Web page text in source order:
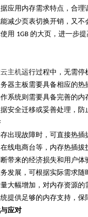
应用内存需求特点，合理
减少页表切换开销，又
用 1GB 的大页，进一步提
云主机运行过程中，无需停
器主板需要具备相应的
系统则需要具备完善的
安全迁移或妥善处理，防
出现故障时，可直接热
线电商台等，内存热插
带来的经济损失和用户体
发展，可根据实际需求
大幅增加，对内存资源
提供足够的内存支持，
应对